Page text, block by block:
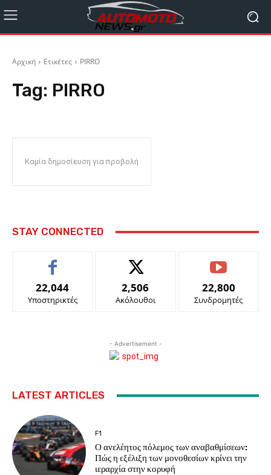
Αρχική Ετικέτες PIRRO
Tag: PIRRO
Καμία δημοσίευση για προβολή
STAY CONNECTED
22,044
Υποστηρικτές
2,506
Ακόλουθοι
22,800
Συνδρομητές
- Advertisement -
LATEST ARTICLES
F1
Ο ανελέητος πόλεμος των αναβαθμίσεων:
Πώς η εξέλιξη των μονοθεσίων κρίνει την
ιεραρχία στην κορυφή